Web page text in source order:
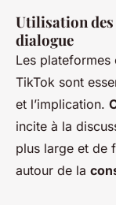
Utilisation
dialogue
Les plateformes
TikTok sont
et l’implication.
incite à la
plus large et de
autour de la